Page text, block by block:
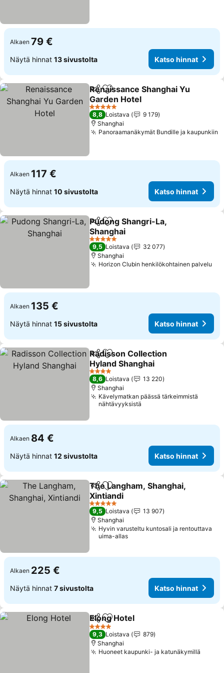
Alkaen 79 €
Näytä hinnat 13 sivustolta Katso hinnat
Jaa Lisää suosikkeihin
Renaissance Shanghai Yu
Garden Hotel
Katso hinnat
5 Tähtiluokitus
8,8 Loistava
9 179
Shanghai
Panoraamanäkymät Bundille ja kaupunkiin
Alkaen 117 €
Näytä hinnat 10 sivustolta Katso hinnat
Jaa Lisää suosikkeihin
Pudong Shangri-La,
Shanghai
Katso hinnat
5 Tähtiluokitus
9,5 Loistava
32 077
Shanghai
Horizon Clubin henkilökohtainen palvelu
Alkaen 135 €
Näytä hinnat 15 sivustolta Katso hinnat
Jaa Lisää suosikkeihin
Radisson Collection
Hyland Shanghai
Katso hinnat
4 Tähtiluokitus
8,6 Loistava
13 220
Shanghai
Kävelymatkan päässä tärkeimmistä
nähtävyyksistä
Alkaen 84 €
Näytä hinnat 12 sivustolta Katso hinnat
Jaa Lisää suosikkeihin
The Langham, Shanghai,
Xintiandi
Katso hinnat
5 Tähtiluokitus
9,5 Loistava
13 907
Shanghai
Hyvin varusteltu kuntosali ja rentouttava
uima-allas
Alkaen 225 €
Näytä hinnat 7 sivustolta Katso hinnat
Jaa Lisää suosikkeihin
Elong Hotel
4 Tähtiluokitus
9,3 Loistava
879
Shanghai
Huoneet kaupunki- ja katunäkymillä